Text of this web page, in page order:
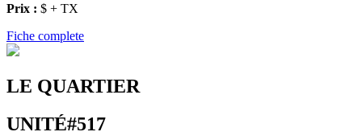
Prix : $ + TX
Fiche complete
LE QUARTIER
UNITÉ#517